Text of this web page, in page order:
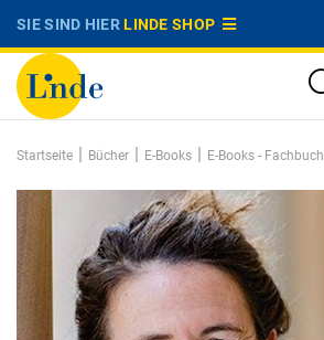
SIE SIND HIERLINDE SHOP
Startseite | Bücher | E-Books | E-Books - Fachbuch